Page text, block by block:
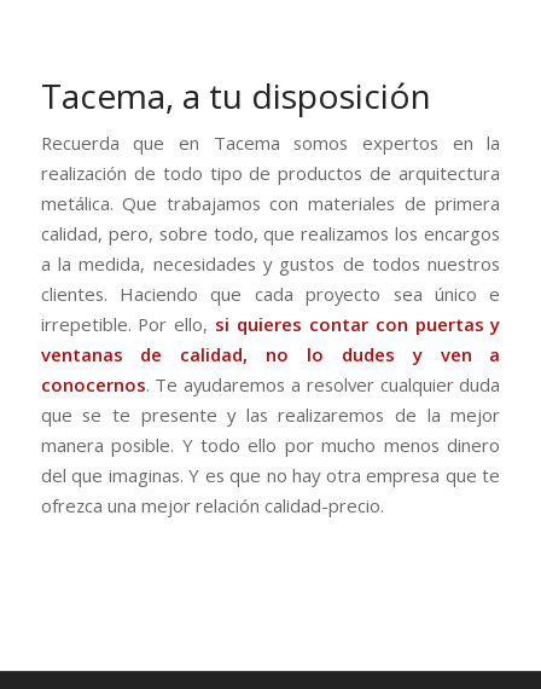
Tacema, a tu disposición
Recuerda que en Tacema somos expertos en la
realización de todo tipo de productos de arquitectura
metálica. Que trabajamos con materiales de primera
calidad, pero, sobre todo, que realizamos los encargos
a la medida, necesidades y gustos de todos nuestros
clientes. Haciendo que cada proyecto sea único e
irrepetible. Por ello, si quieres contar con puertas y
ventanas de calidad, no lo dudes y ven a
conocernos. Te ayudaremos a resolver cualquier duda
que se te presente y las realizaremos de la mejor
manera posible. Y todo ello por mucho menos dinero
del que imaginas. Y es que no hay otra empresa que te
ofrezca una mejor relación calidad-precio.